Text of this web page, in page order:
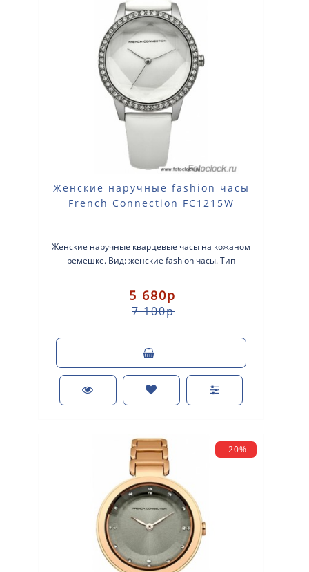
Женские наручные fashion часы
French Connection FC1215W
Женские наручные кварцевые часы на кожаном
ремешке. Вид: женские fashion часы. Тип
механизма: кварцевые. Корпус: стально..
5 680р
7 100р
-20%